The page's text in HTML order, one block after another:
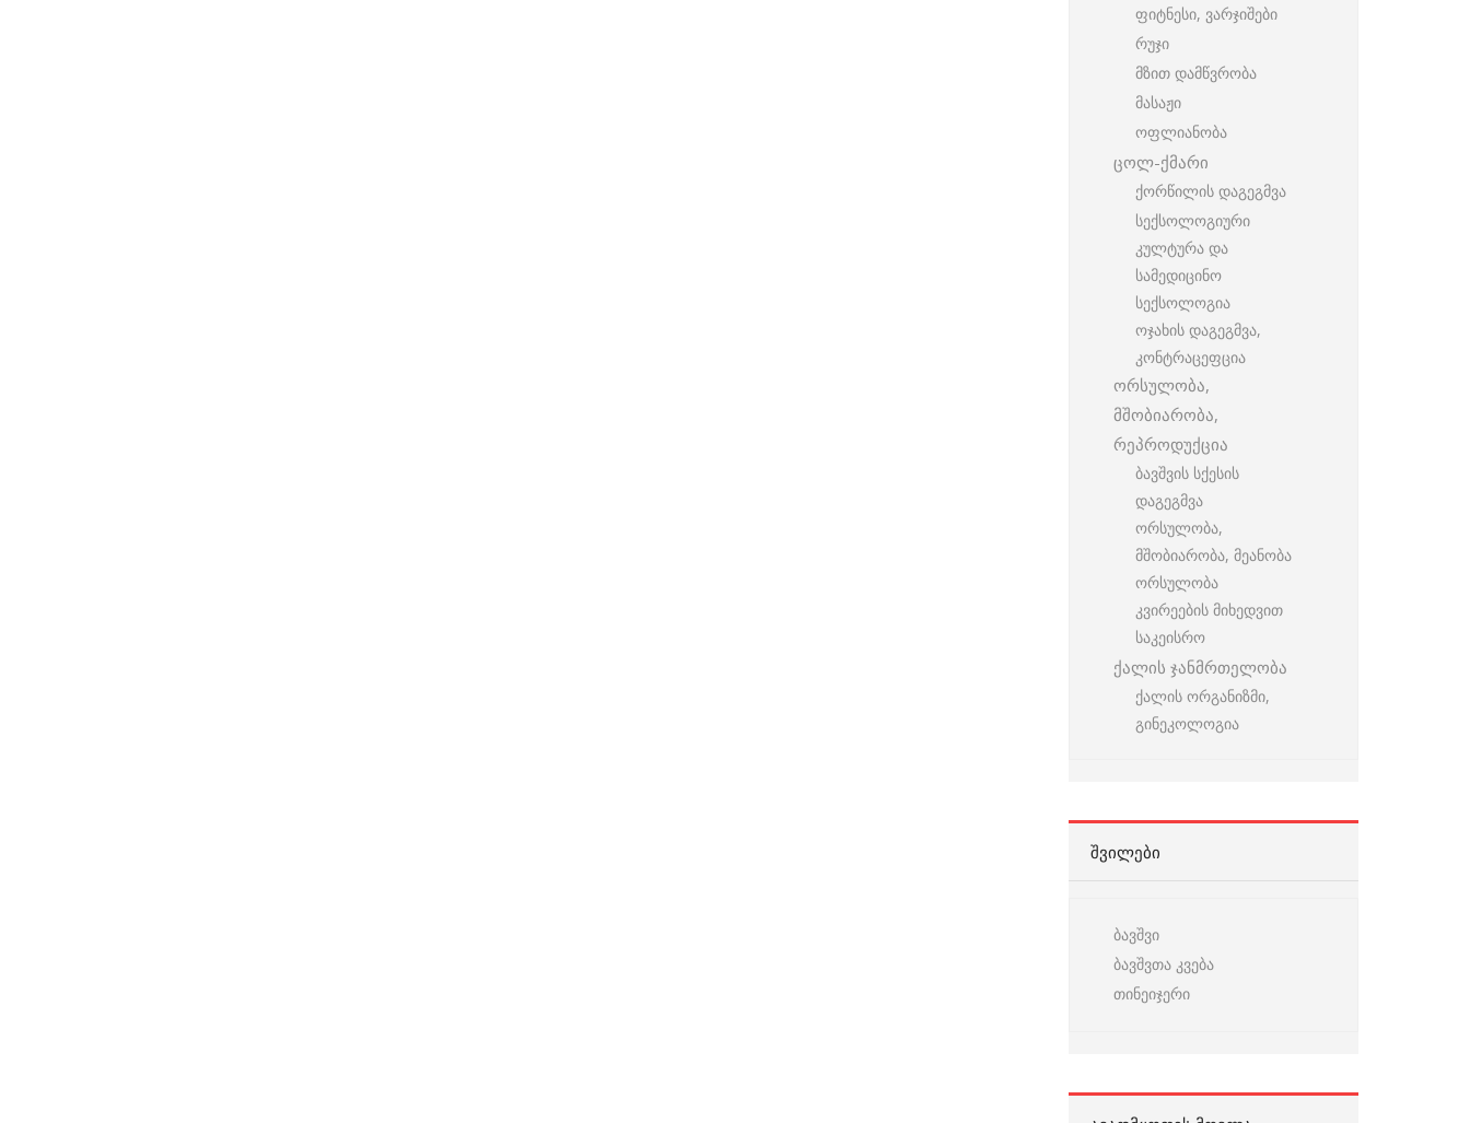
ფიტნესი, ვარჯიშები
რუჯი
მზით დამწვრობა
მასაჟი
ოფლიანობა
ცოლ-ქმარი
ქორწილის დაგეგმვა
სექსოლოგიური
კულტურა და
სამედიცინო
სექსოლოგია
ოჯახის დაგეგმვა,
კონტრაცეფცია
ორსულობა,
მშობიარობა,
რეპროდუქცია
ბავშვის სქესის
დაგეგმვა
ორსულობა,
მშობიარობა, მეანობა
ორსულობა
კვირეების მიხედვით
საკეისრო
ქალის ჯანმრთელობა
ქალის ორგანიზმი,
გინეკოლოგია
ᲨᲕᲘᲚᲔᲑᲘ
ბავშვი
ბავშვთა კვება
თინეიჯერი